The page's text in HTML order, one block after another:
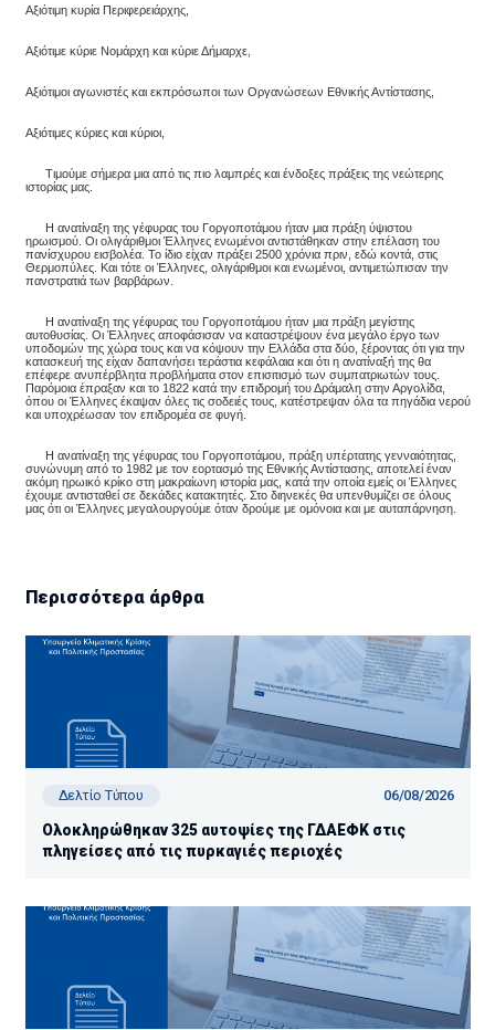
Αξιότιμη κυρία Περιφερειάρχης,
Αξιότιμε κύριε Νομάρχη και κύριε Δήμαρχε,
Αξιότιμοι αγωνιστές και εκπρόσωποι των Οργανώσεων Εθνικής Αντίστασης,
Αξιότιμες κύριες και κύριοι,
Τιμούμε σήμερα μια από τις πιο λαμπρές και ένδοξες πράξεις της νεώτερης
ιστορίας μας.
Η ανατίναξη της γέφυρας του Γοργοποτάμου ήταν μια πράξη ύψιστου
ηρωισμού. Οι ολιγάριθμοι Έλληνες ενωμένοι αντιστάθηκαν στην επέλαση του
πανίσχυρου εισβολέα. Το ίδιο είχαν πράξει 2500 χρόνια πριν, εδώ κοντά, στις
Θερμοπύλες. Και τότε οι Έλληνες, ολιγάριθμοι και ενωμένοι, αντιμετώπισαν την
πανστρατιά των βαρβάρων.
Η ανατίναξη της γέφυρας του Γοργοποτάμου ήταν μια πράξη μεγίστης
αυτοθυσίας. Οι Έλληνες αποφάσισαν να καταστρέψουν ένα μεγάλο έργο των
υποδομών της χώρα τους και να κόψουν την Ελλάδα στα δύο, ξέροντας ότι για την
κατασκευή της είχαν δαπανήσει τεράστια κεφάλαια και ότι η ανατίναξή της θα
επέφερε ανυπέρβλητα προβλήματα στον επισιτισμό των συμπατριωτών τους.
Παρόμοια έπραξαν και το 1822 κατά την επιδρομή του Δράμαλη στην Αργολίδα,
όπου οι Έλληνες έκαψαν όλες τις σοδειές τους, κατέστρεψαν όλα τα πηγάδια νερού
και υποχρέωσαν τον επιδρομέα σε φυγή.
Η ανατίναξη της γέφυρας του Γοργοποτάμου, πράξη υπέρτατης γενναιότητας,
συνώνυμη από το 1982 με τον εορτασμό της Εθνικής Αντίστασης, αποτελεί έναν
ακόμη ηρωικό κρίκο στη μακραίωνη ιστορία μας, κατά την οποία εμείς οι Έλληνες
έχουμε αντισταθεί σε δεκάδες κατακτητές. Στο διηνεκές θα υπενθυμίζει σε όλους
μας ότι οι Έλληνες μεγαλουργούμε όταν δρούμε με ομόνοια και με αυταπάρνηση.
Περισσότερα άρθρα
Δελτίο Τύπου 06/08/2026
Ολοκληρώθηκαν 325 αυτοψίες της ΓΔΑΕΦΚ στις
πληγείσες από τις πυρκαγιές περιοχές